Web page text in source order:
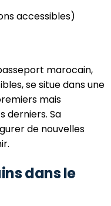
accessibles)
marocain,
se situe dans une
mais
derniers. Sa
de nouvelles
dans le